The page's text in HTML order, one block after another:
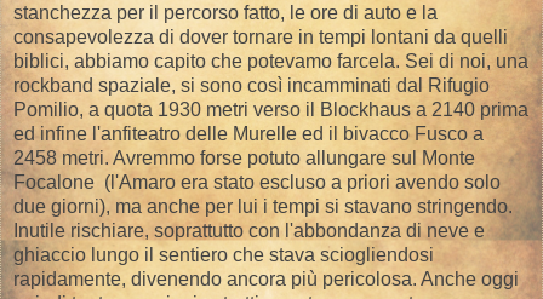
stanchezza per il percorso fatto, le ore di auto e la
consapevolezza di dover tornare in tempi lontani da quelli
biblici, abbiamo capito che potevamo farcela. Sei di noi, una
rockband spaziale, si sono così incamminati dal Rifugio
Pomilio, a quota 1930 metri verso il Blockhaus a 2140 prima
ed infine l'anfiteatro delle Murelle ed il bivacco Fusco a
2458 metri. Avremmo forse potuto allungare sul Monte
Focalone (l'Amaro era stato escluso a priori avendo solo
due giorni), ma anche per lui i tempi si stavano stringendo.
Inutile rischiare, soprattutto con l'abbondanza di neve e
ghiaccio lungo il sentiero che stava sciogliendosi
rapidamente, divenendo ancora più pericolosa. Anche oggi